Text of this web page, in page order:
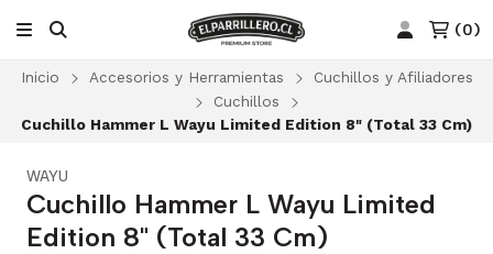
(0)
Inicio Accesorios y Herramientas
Cuchillos y Afiliadores
Cuchillos
Cuchillo Hammer L Wayu Limited Edition 8" (Total 33 Cm)
WAYU
Cuchillo Hammer L Wayu Limited
Edition 8" (Total 33 Cm)